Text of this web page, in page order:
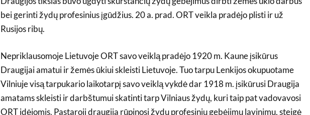
bei gerinti žydų profesinius įgūdžius. 20 a. prad. ORT veikla pradėjo plisti ir už
Rusijos ribų.
Nepriklausomoje Lietuvoje ORT savo veiklą pradėjo 1920 m. Kaune įsikūrus
Draugijai amatui ir žemės ūkiui skleisti Lietuvoje. Tuo tarpu Lenkijos okupuotame
Vilniuje visą tarpukario laikotarpį savo veiklą vykdė dar 1918 m. įsikūrusi Draugija
amatams skleisti ir darbštumui skatinti tarp Vilniaus žydų, kuri taip pat vadovavosi
ORT idėjomis. Pastaroji draugija rūpinosi žydų profesinių gebėjimų lavinimu, steigė